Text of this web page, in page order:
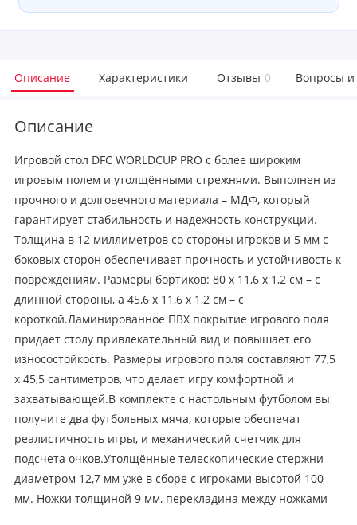
Описание Характеристики Отзывы 0 Вопросы и
Описание
Игровой стол DFC WORLDCUP PRO с более широким
игровым полем и утолщёнными стрежнями. Выполнен из
прочного и долговечного материала – МДФ, который
гарантирует стабильность и надежность конструкции.
Толщина в 12 миллиметров со стороны игроков и 5 мм с
боковых сторон обеспечивает прочность и устойчивость к
повреждениям. Размеры бортиков: 80 х 11,6 х 1,2 см – с
длинной стороны, а 45,6 х 11,6 х 1,2 см – с
короткой.Ламинированное ПВХ покрытие игрового поля
придает столу привлекательный вид и повышает его
износостойкость. Размеры игрового поля составляют 77,5
х 45,5 сантиметров, что делает игру комфортной и
захватывающей.В комплекте с настольным футболом вы
получите два футбольных мяча, которые обеспечат
реалистичность игры, и механический счетчик для
подсчета очков.Утолщённые телескопические стержни
диаметром 12,7 мм уже в сборе с игроками высотой 100
мм. Ножки толщиной 9 мм, перекладина между ножками